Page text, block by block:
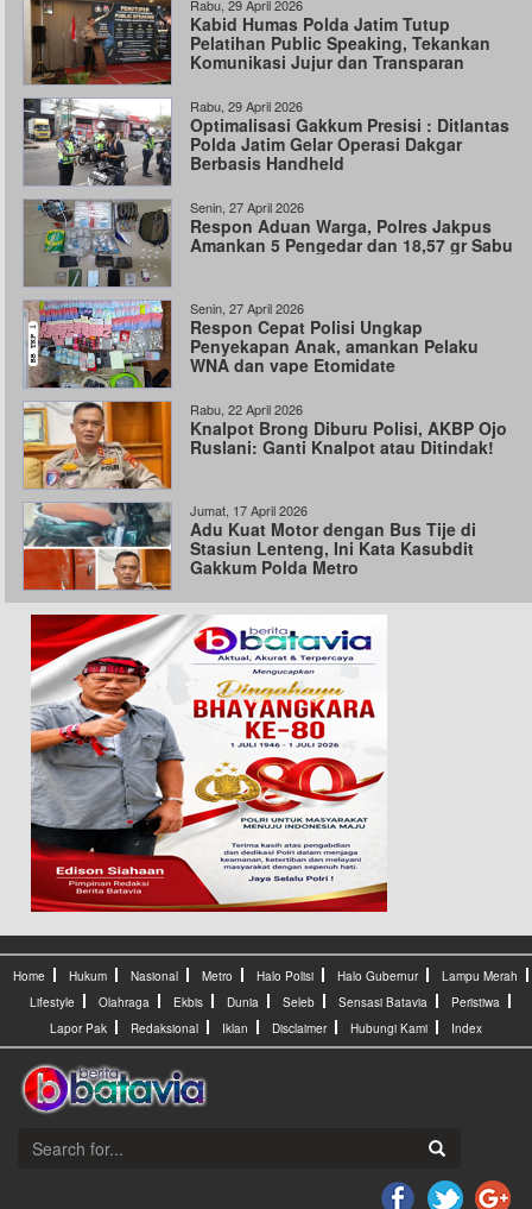
Rabu, 29 April 2026
Kabid Humas Polda Jatim Tutup
Pelatihan Public Speaking, Tekankan
Komunikasi Jujur dan Transparan
Rabu, 29 April 2026
Optimalisasi Gakkum Presisi : Ditlantas
Polda Jatim Gelar Operasi Dakgar
Berbasis Handheld
Senin, 27 April 2026
Respon Aduan Warga, Polres Jakpus
Amankan 5 Pengedar dan 18,57 gr Sabu
Senin, 27 April 2026
Respon Cepat Polisi Ungkap
Penyekapan Anak, amankan Pelaku
WNA dan vape Etomidate
Rabu, 22 April 2026
Knalpot Brong Diburu Polisi, AKBP Ojo
Ruslani: Ganti Knalpot atau Ditindak!
Jumat, 17 April 2026
Adu Kuat Motor dengan Bus Tije di
Stasiun Lenteng, Ini Kata Kasubdit
Gakkum Polda Metro
Home Hukum Nasional Metro Halo Polisi Halo Gubernur
Lampu Merah
Lifestyle
Olahraga Ekbis Dunia Seleb Sensasi Batavia
Peristiwa
Lapor Pak
Redaksional Iklan Disclaimer Hubungi Kami Index